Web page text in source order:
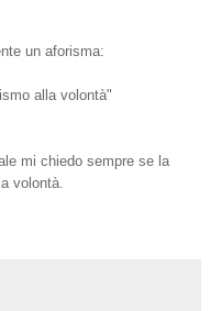
un aforisma:
alla volontà"
mi chiedo sempre se la
volontà.